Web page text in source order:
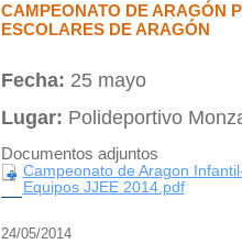
CAMPEONATO DE ARAGÓN
ESCOLARES DE ARAGÓN
Fecha: 25 mayo
Lugar: Polideportivo
Documentos adjuntos
Campeonato de Aragon
Equipos JJEE 2014.pdf
24/05/2014